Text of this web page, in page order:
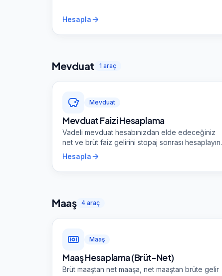
Hesapla
Mevduat 1 araç
Mevduat
Mevduat Faizi Hesaplama
Vadeli mevduat hesabınızdan elde edeceğiniz
net ve brüt faiz gelirini stopaj sonrası hesaplayın.
Hesapla
Maaş 4 araç
Maaş
Maaş Hesaplama (Brüt-Net)
Brüt maaştan net maaşa, net maaştan brüte gelir